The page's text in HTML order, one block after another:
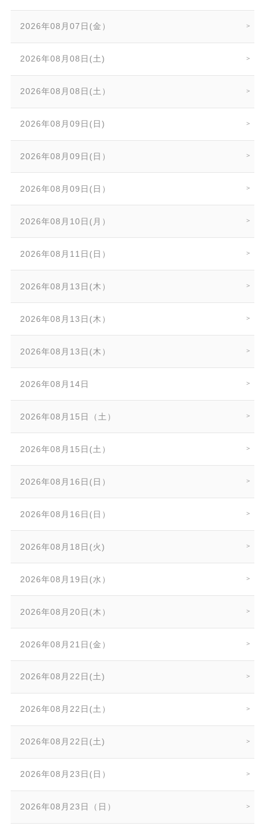
2026年08月07日(金）
2026年08月08日(土)
2026年08月08日(土）
2026年08月09日(日)
2026年08月09日(日）
2026年08月09日(日）
2026年08月10日(月）
2026年08月11日(日）
2026年08月13日(木）
2026年08月13日(木）
2026年08月13日(木）
2026年08月14日
2026年08月15日（土）
2026年08月15日(土）
2026年08月16日(日）
2026年08月16日(日）
2026年08月18日(火)
2026年08月19日(水）
2026年08月20日(木）
2026年08月21日(金）
2026年08月22日(土)
2026年08月22日(土）
2026年08月22日(土)
2026年08月23日(日）
2026年08月23日（日）